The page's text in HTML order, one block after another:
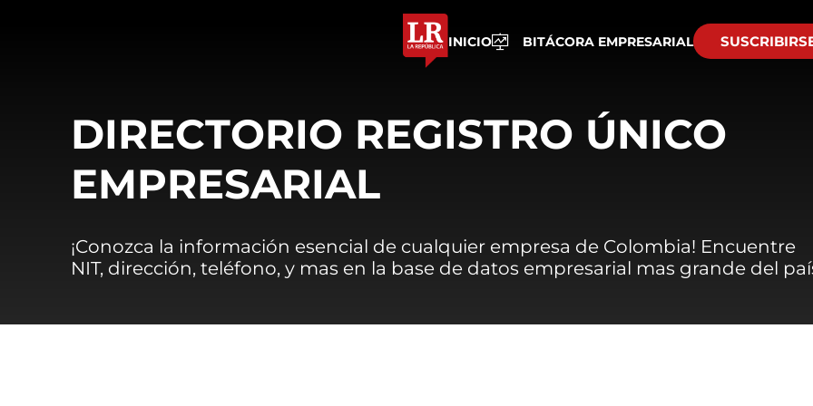
INICIO BITÁCORA EMPRESARIAL
DIRECTORIO REGISTRO ÚNICO
EMPRESARIAL
¡Conozca la información esencial de cualquier empresa de Colombia! Encuentre
NIT, dirección, teléfono, y mas en la base de datos empresarial mas grande del